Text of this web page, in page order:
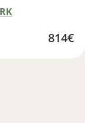
814€